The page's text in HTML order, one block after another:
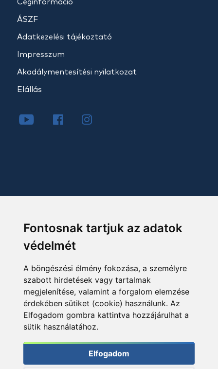
Fontosnak tartjuk az adatok
védelmét
A böngészési élmény fokozása, a személyre
szabott hirdetések vagy tartalmak
megjelenítése, valamint a forgalom elemzése
érdekében sütiket (cookie) használunk. Az
Elfogadom gombra kattintva hozzájárulhat a
sütik használatához.
Elfogadom
Céginformáció
ÁSZF
Adatkezelési tájékoztató
Impresszum
Akadálymentesítési nyilatkozat
Elállás